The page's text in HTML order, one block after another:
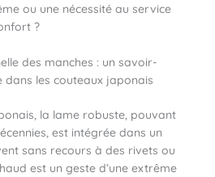
ou une nécessité au service
?
des manches : un savoir-
les couteaux japonais
la lame robuste, pouvant
est intégrée dans un
sans recours à des rivets ou
est un geste d’une extrême